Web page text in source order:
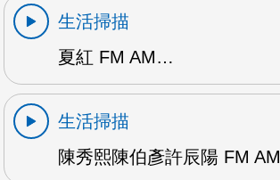
生活掃描
夏紅 FM AM…
生活掃描
陳秀熙陳伯彥許辰陽 FM AM